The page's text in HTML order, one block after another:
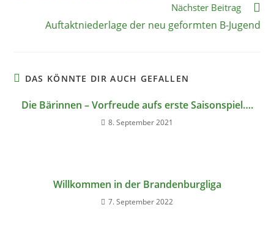
Nächster Beitrag
Auftaktniederlage der neu geformten B-Jugend
DAS KÖNNTE DIR AUCH GEFALLEN
Die Bärinnen – Vorfreude aufs erste Saisonspiel….
8. September 2021
Willkommen in der Brandenburgliga
7. September 2022